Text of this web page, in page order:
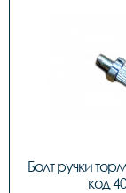
Болт ручки
код